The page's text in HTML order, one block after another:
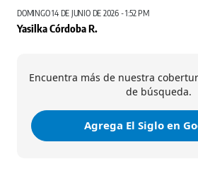
DOMINGO 14 DE JUNIO DE 2026 - 1:52 PM
Yasilka Córdoba R.
Encuentra más de nuestra
de búsqueda.
Agrega El Siglo en